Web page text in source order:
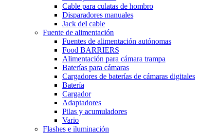
Cable para culatas de hombro
Disparadores manuales
Jack del cable
Fuente de alimentación
Fuentes de alimentación autónomas
Food BARRIERS
Alimentación para cámara trampa
Baterías para cámaras
Cargadores de baterías de cámaras digitales
Batería
Cargador
Adaptadores
Pilas y acumuladores
Vario
Flashes e iluminación